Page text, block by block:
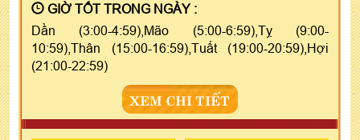
GIỜ TỐT TRONG NGÀY :
Dần (3:00-4:59),Mão (5:00-6:59),Tỵ (9:00-
10:59),Thân (15:00-16:59),Tuất (19:00-20:59),Hợi
(21:00-22:59)
XEM CHI TIẾT